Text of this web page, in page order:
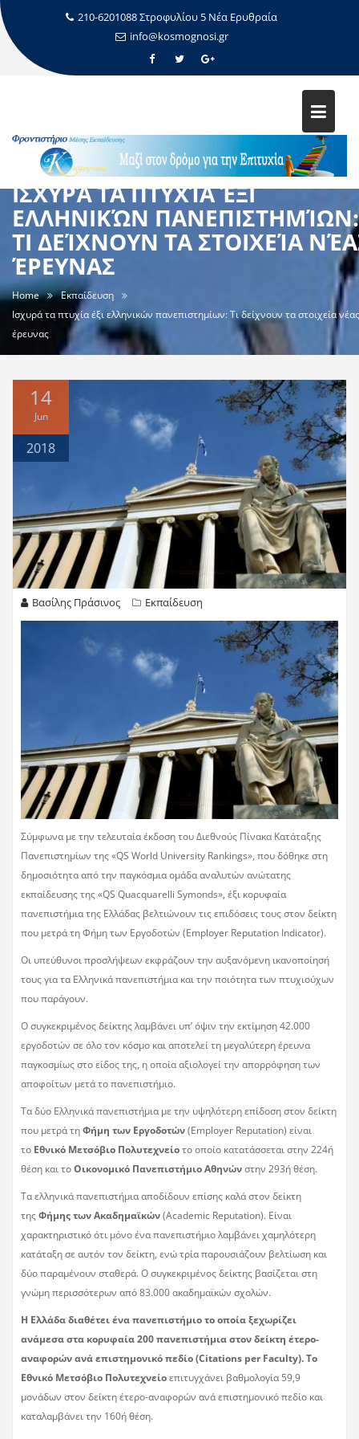
210-6201088 Στροφυλίου 5 Νέα Ερυθραία
info@kosmognosi.gr
ΙΣΧΥΡΆ ΤΑ ΠΤΥΧΊΑ ΈΞΙ
ΕΛΛΗΝΙΚΏΝ ΠΑΝΕΠΙΣΤΗΜΊΩΝ:
ΤΙ ΔΕΊΧΝΟΥΝ ΤΑ ΣΤΟΙΧΕΊΑ
ΈΡΕΥΝΑΣ
Home
Εκπαίδευση
Ισχυρά τα πτυχία έξι ελληνικών πανεπιστημίων: Τι δείχνουν τα στοιχεία νέας
έρευνας
14
Jun
2018
Βασίλης Πράσινος Εκπαίδευση
Σύμφωνα με την τελευταία έκδοση του Διεθνούς Πίνακα Κατάταξης
Πανεπιστημίων της «QS World University Rankings», που δόθηκε στη
δημοσιότητα από την παγκόσμια ομάδα αναλυτών ανώτατης
εκπαίδευσης της «QS Quacquarelli Symonds», έξι κορυφαία
πανεπιστήμια της Ελλάδας βελτιώνουν τις επιδόσεις τους στον δείκτη
που μετρά τη Φήμη των Εργοδοτών (Employer Reputation Indicator).
Οι υπεύθυνοι προσλήψεων εκφράζουν την αυξανόμενη ικανοποίησή
τους για τα Ελληνικά πανεπιστήμια και την ποιότητα των πτυχιούχων
που παράγουν.
Ο συγκεκριμένος δείκτης λαμβάνει υπ’ όψιν την εκτίμηση 42.000
εργοδοτών σε όλο τον κόσμο και αποτελεί τη μεγαλύτερη έρευνα
παγκοσμίως στο είδος της, η οποία αξιολογεί την απορρόφηση των
αποφοίτων μετά το πανεπιστήμιο.
Τα δύο Ελληνικά πανεπιστήμια με την υψηλότερη επίδοση στον δείκτη
που μετρά τηΦήμη των Εργοδοτών(Employer Reputation) είναι
το Εθνικό Μετσόβιο Πολυτεχνείοτο οποίο κατατάσσεται στην 224ή
θέση και τοΟικονομικό Πανεπιστήμιο Αθηνώνστην 293ή θέση.
Τα ελληνικά πανεπιστήμια αποδίδουν επίσης καλά στον δείκτη
τηςΦήμης των Ακαδημαϊκών(Academic Reputation). Είναι
χαρακτηριστικό ότι μόνο ένα πανεπιστήμιο λαμβάνει χαμηλότερη
κατάταξη σε αυτόν τον δείκτη, ενώ τρία παρουσιάζουν βελτίωση και
δύο παραμένουν σταθερά. Ο συγκεκριμένος δείκτης βασίζεται στη
γνώμη περισσότερων από 83.000 ακαδημαϊκών σχολών.
Η Ελλάδα διαθέτει ένα πανεπιστήμιο το οποία ξεχωρίζει
ανάμεσα στα κορυφαία 200 πανεπιστήμια στον δείκτη έτερο-
αναφορών ανά επιστημονικό πεδίο (Citations per Faculty). Το
Εθνικό Μετσόβιο Πολυτεχνείοεπιτυγχάνει βαθμολογία 59,9
μονάδων στον δείκτη έτερο-αναφορών ανά επιστημονικό πεδίο και
καταλαμβάνει την 160ή θέση.